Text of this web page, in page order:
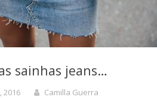
sainhas jeans…
2016 Camilla Guerra